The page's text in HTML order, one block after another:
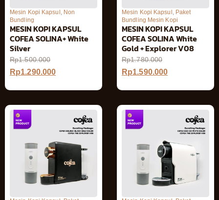
Mesin Kopi Kapsul Non
Bundling
MESIN KOPI KAPSUL
COFEA SOLINA+ White
Silver
Rp1.500.000
Rp1.290.000
Mesin Kopi Kapsul Paket
Bundling Mesin Kopi
MESIN KOPI KAPSUL
COFEA SOLINA White
Gold + Explorer V08
Rp1.780.000
Rp1.590.000